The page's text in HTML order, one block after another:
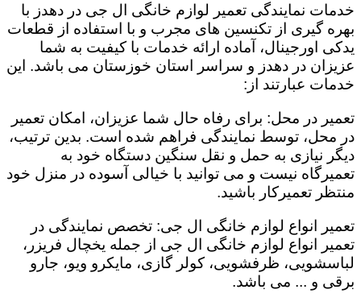
خدمات نمایندگی تعمیر لوازم خانگی ال جی در دهدز با
بهره گیری از تکنسین های مجرب و با استفاده از قطعات
یدکی اورجینال، آماده ارائه خدمات با کیفیت به شما
عزیزان در دهدز و سراسر استان خوزستان می باشد. این
خدمات عبارتند از:
تعمیر در محل: برای رفاه حال شما عزیزان، امکان تعمیر
در محل، توسط نمایندگی فراهم شده است. بدین ترتیب،
دیگر نیازی به حمل و نقل سنگین دستگاه خود به
تعمیرگاه نیست و می توانید با خیالی آسوده در منزل خود
منتظر تعمیرکار باشید.
تعمیر انواع لوازم خانگی ال جی: تخصص نمایندگی در
تعمیر انواع لوازم خانگی ال جی از جمله یخچال فریزر،
لباسشویی، ظرفشویی، کولر گازی، مایکرو ویو، جارو
برقی و ... می باشد.